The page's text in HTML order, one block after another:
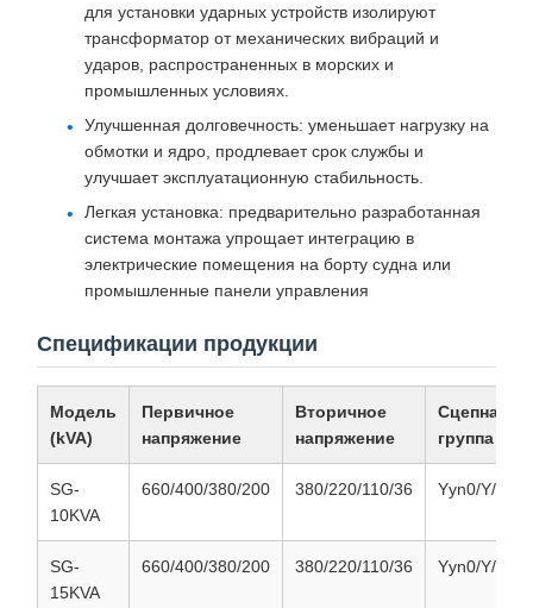
для установки ударных устройств изолируют
трансформатор от механических вибраций и
ударов, распространенных в морских и
промышленных условиях.
Улучшенная долговечность: уменьшает нагрузку на
обмотки и ядро, продлевает срок службы и
улучшает эксплуатационную стабильность.
Легкая установка: предварительно разработанная
система монтажа упрощает интеграцию в
электрические помещения на борту судна или
промышленные панели управления
Спецификации продукции
Модель
(kVA)
Первичное
напряжение
Вторичное
напряжение
Сцепная
группа
SG-
10KVA
660/400/380/200 380/220/110/36 Yyn0/Y/d/D/
SG-
15KVA
660/400/380/200 380/220/110/36 Yyn0/Y/d/D/